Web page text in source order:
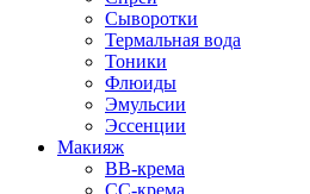
Сыворотки
Термальная вода
Тоники
Флюиды
Эмульсии
Эссенции
Макияж
BB-крема
CC-крема